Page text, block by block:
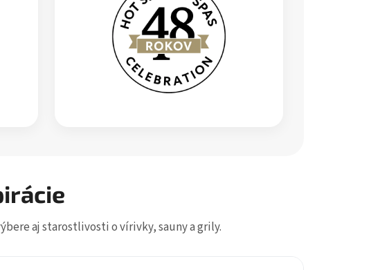
aj starostlivosti o vírivky, sauny a grily.